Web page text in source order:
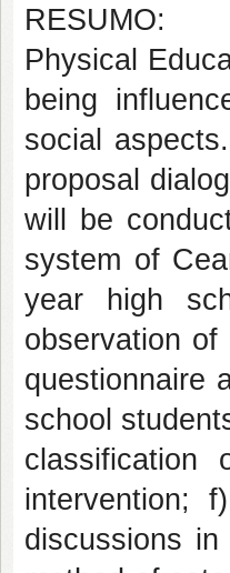
RESUMO:
Physical
being
social
proposal
will be
system of
year high
observation
questionnaire
school
intervention;
discussions